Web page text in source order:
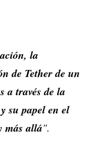
la
de Tether de un
a través de la
su papel en el
más allá".